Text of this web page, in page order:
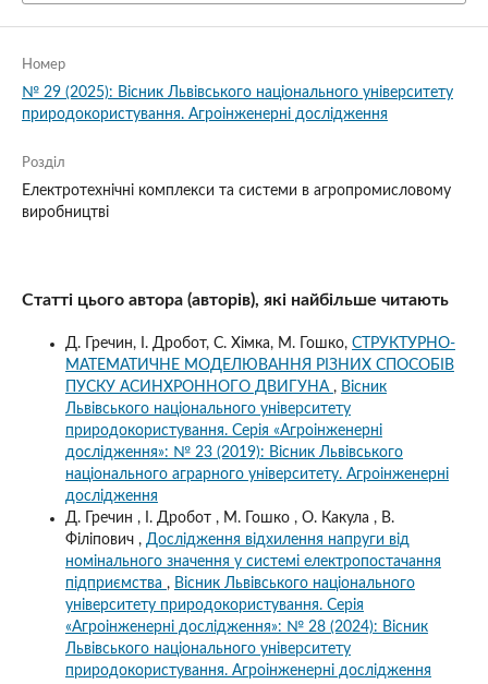
Номер
№ 29 (2025): Вісник Львівського національного університету
природокористування. Агроінженерні дослідження
Розділ
Електротехнічні комплекси та системи в агропромисловому
виробництві
Статті цього автора (авторів), які найбільше читають
Д. Гречин, І. Дробот, С. Хімка, М. Гошко, СТРУКТУРНО-
МАТЕМАТИЧНЕ МОДЕЛЮВАННЯ РІЗНИХ СПОСОБІВ
ПУСКУ АСИНХРОННОГО ДВИГУНА , Вісник
Львівського національного університету
природокористування. Серія «Агроінженерні
дослідження»: № 23 (2019): Вісник Львівського
національного аграрного університету. Агроінженерні
дослідження
Д. Гречин , І. Дробот , М. Гошко , О. Какула , В.
Філіпович , Дослідження відхилення напруги від
номінального значення у системі електропостачання
підприємства , Вісник Львівського національного
університету природокористування. Серія
«Агроінженерні дослідження»: № 28 (2024): Вісник
Львівського національного університету
природокористування. Агроінженерні дослідження